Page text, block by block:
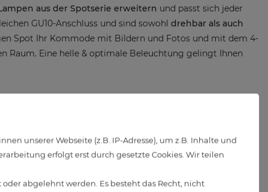
aus der Spotserie erweitern und passt sich jeder
GU10-Anschluss und sind sowohl drehbar als auch
Spot Ihr Kommode mit Bildern und Fotos und mit dem 4-
Raum. Eine helle & optimale Beleuchtung gelingt Ihnen
von stromsparenden LED Leuchtmitteln ist
Dank der gemütlich warmweißen Leuchtfarbe sorgt die
unserer Webseite (z.B. IP-Adresse), um z.B. Inhalte und
erfolgt erst durch gesetzte Cookies. Wir teilen
abgelehnt werden. Es besteht das Recht, nicht